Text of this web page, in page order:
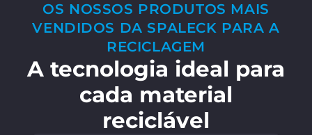
OS NOSSOS PRODUTOS MAIS
VENDIDOS DA SPALECK PARA A
RECICLAGEM
A tecnologia ideal para
cada material
reciclável